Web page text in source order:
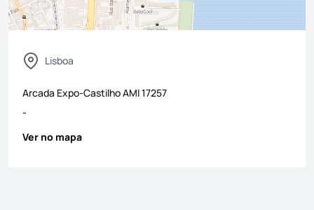
Lisboa
Arcada Expo-CastilhoAMI17257
-
Ver no mapa